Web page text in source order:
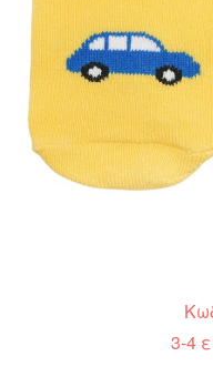
3-4